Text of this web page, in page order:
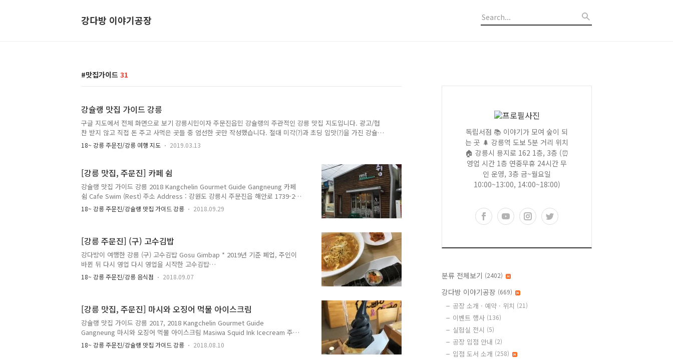
강다방 이야기공장
맛집가이드 31
강슐랭 맛집 가이드 강릉
구글 지도에서 전체 화면으로 보기 강릉시민이자 주문진읍민 강슐랭의 주관적인 강릉 맛집 지도입니다. 광고/협
찬 받지 않고 직접 돈 주고 사먹은 곳들 중 엄선한 곳만 작성했습니다. 절대 미각(?)과 초딩 입맛(?)을 가진 강슐
랭과 함께 강릉을 맛있고 즐겁게 여행하세요. 통계에 의하면 하루에 3명이 창업하고 같은 날 2명이 문을 닫습니
다. 그리고 그 중에서 가장 폐업률이 높은 업종은 음식업입니다. 그래서 강슐랭 맛집 가이드에 적어 놓은 맛집들
간을 기록하고 싶었습니다. 그리고 그것만으로도 충분히 가치 있는 일이 될 수 있다고 생각했습니다. 맛집들이 언
젠가 사라지기 전, 강슐랭 맛집 가이드와 함께 즐거운 ..
18~ 강릉 주문진/강릉 여행 지도 2019.03.13
[강릉 맛집, 주문진] 카페 쉼
강슐랭 맛집 가이드 강릉 2018 Kangchelin Gourmet Guide Gangneung 카페
쉼 Cafe Swim (Rest) 주소 Address : 강원도 강릉시 주문진읍 해안로 1739-2
(교항리 184-85) 1739-2, Haean-ro, Jumunjin-eup, Gangneung-si,
Gangwon-do 전화 Telephone : 033-662-3222 영업 시간 Opening Hours :
게이샤 5,000원 과테말라 SHB 벨라 까르모나 5,000원 페루 찬차마요 4,000원
인도 몬순..
18~ 강릉 주문진/강슐랭 맛집 가이드 강릉 2018.09.29
[강릉 주문진] (구) 고수김밥
강다방이 여행한 강릉 (구) 고수김밥 Gosu Gimbap * 2019년 기준 폐업, 주인이
바뀐 뒤 다시 영업 다시 영업을 시작한 고수김밥
https://kangdbang.tistory.com/479 [강릉 주문진] 고수김밥 강다방이 여행한
강릉 고수김밥 Gosu Gimbap 옛날 고수김밥
kangdbang.tistory.com 주소 : 강원도 강릉시 주문진읍 주문로 13 (교항리
116-8) 13, Jumun-ro, Jumunjin-eup, Gangneung-si, Gangwon-do 전화
Telephone..
18~ 강릉 주문진/강릉 음식점 2018.09.07
[강릉 맛집, 주문진] 마시와 오징어 먹물 아이스크림
강슐랭 맛집 가이드 강릉 2017, 2018 Kangchelin Gourmet Guide
Gangneung 마시와 오징어 먹물 아이스크림 Masiwa Squid Ink Icecream 주
소 Address : 강원도 강릉시 주문진읍 해안로 1629 (교항리 81-57) 1629,
Haean-ro, Jumunjin-eup, Gangneung-si, Gangwon-do * 주문진 방사제(도
18~ 강릉 주문진/강슐랭 맛집 가이드 강릉 2018.08.10
독립서점 📚 이야기가 모여 숲이 되
는 곳 🌲 강릉역 도보 5분 거리 위치
🏠 강릉시 용지로 162 1층, 3층 (⏰
영업 시간 1층 연중무휴 24시간 무
인 운영, 3층 금~월요일
10:00~13:00, 14:00~18:00)
분류 전체보기 (2402)
강다방 이야기공장 (669)
공장 소개 · 예약 · 위치 (21)
이벤트 행사 (136)
실험실 전시 (5)
공장 입점 안내 (2)
입점 도서 소개 (258)